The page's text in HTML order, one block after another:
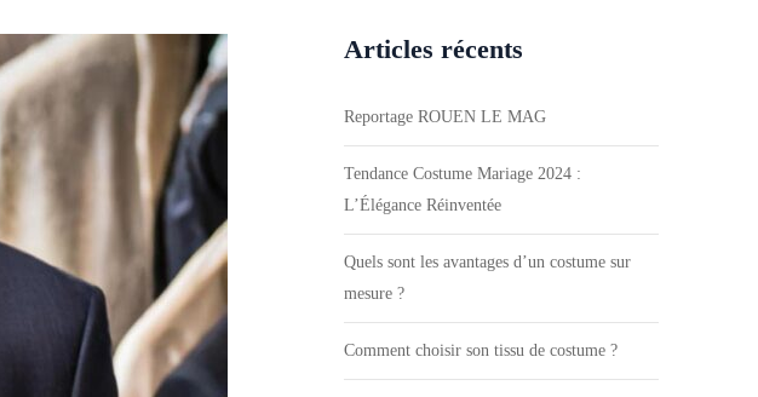
Articles récents
Reportage ROUEN LE MAG
Tendance Costume Mariage 2024 :
L’Élégance Réinventée
Quels sont les avantages d’un costume sur
mesure ?
Comment choisir son tissu de costume ?